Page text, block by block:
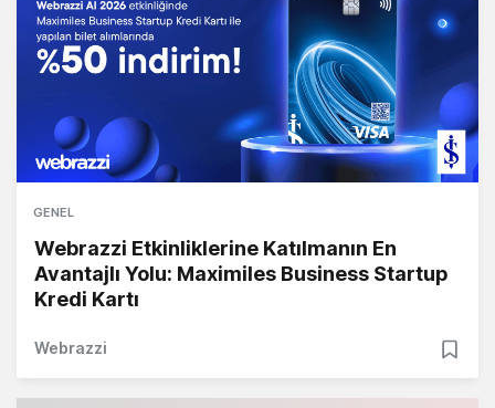
GENEL
Webrazzi Etkinliklerine Katılmanın En
Avantajlı Yolu: Maximiles Business Startup
Kredi Kartı
Webrazzi